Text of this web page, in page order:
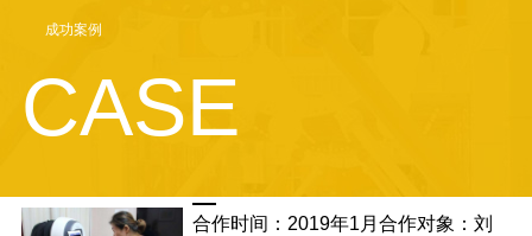
成功案例
CASE
合作时间：2019年1月合作对象：刘